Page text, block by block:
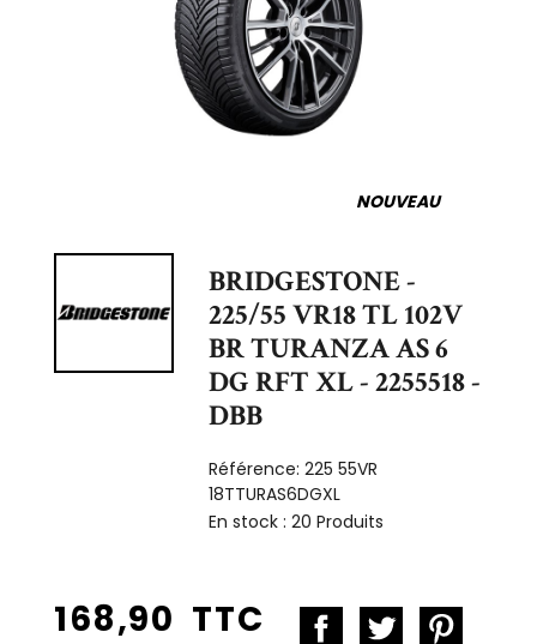
NOUVEAU
BRIDGESTONE -
225/55 VR18 TL 102V
BR TURANZA AS 6
DG RFT XL - 2255518 -
DBB
Référence:225 55VR
18TTURAS6DGXL
En stock :20 Produits
168,90 TTC